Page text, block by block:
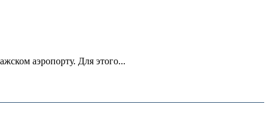
аэропорту. Для этого...